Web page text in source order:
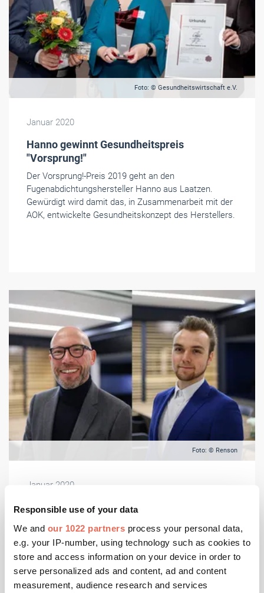
Responsible use of your data
We and our 1022 partners process your personal data,
e.g. your IP-number, using technology such as cookies to
store and access information on your device in order to
serve personalized ads and content, ad and content
measurement, audience research and services
Foto: © Gesundheitswirtschaft e.V.
Januar 2020
Hanno gewinnt Gesundheitspreis
"Vorsprung!"
Der Vorsprung!-Preis 2019 geht an den
Fugenabdichtungshersteller Hanno aus Laatzen.
Gewürdigt wird damit das, in Zusammenarbeit mit der
AOK, entwickelte Gesundheitskonzept des Herstellers.
Foto: © Renson
Januar 2020
Renson: Team Germany in voller Fahrt
Mit einem starken Fokus auf Deutschland hat Renson
auch sein Team für diese Aufgabe ausgerichtet.